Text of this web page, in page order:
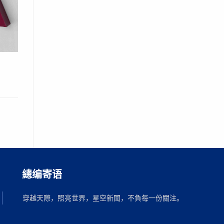
總编寄语
穿越天際，照亮世界，星空新聞，不負每一份關注。